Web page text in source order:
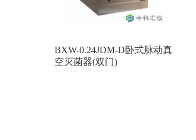
BXW-0.24JDM-D卧式脉动真
空灭菌器(双门)